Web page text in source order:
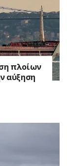
πλοίων
αύξηση